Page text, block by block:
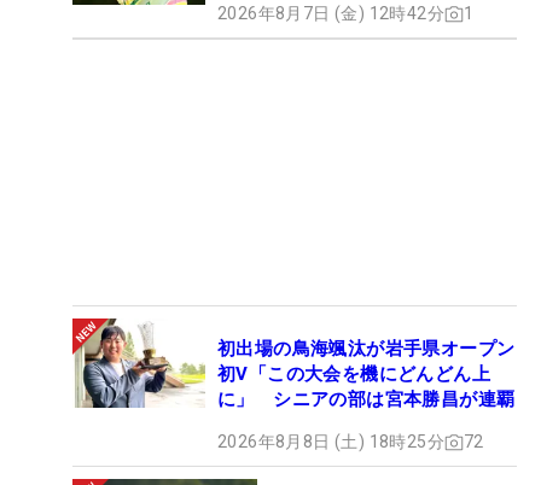
2026年8月7日 (金) 12時42分 1
初出場の鳥海颯汰が岩手県オープン
初V「この大会を機にどんどん上
に」 シニアの部は宮本勝昌が連覇
2026年8月8日 (土) 18時25分 72